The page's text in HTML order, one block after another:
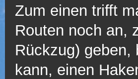
Zum einen trifft
Routen noch an,
Rückzug) geben,
kann, einen